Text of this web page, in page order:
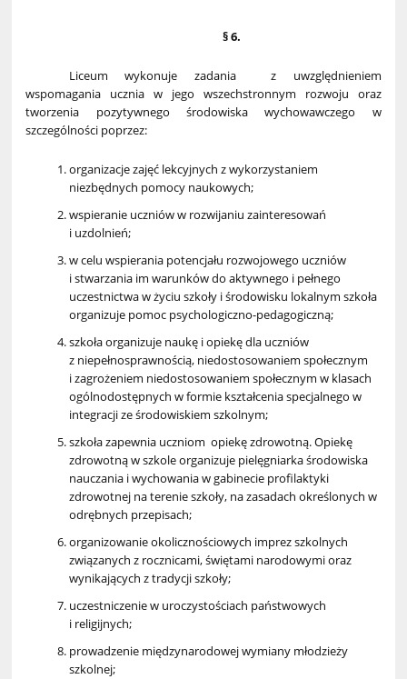
§ 6.
Liceum wykonuje zadania z uwzględnieniem
wspomagania ucznia w jego wszechstronnym rozwoju oraz
tworzenia pozytywnego środowiska wychowawczego w
szczególności poprzez:
organizacje zajęć lekcyjnych z wykorzystaniem
niezbędnych pomocy naukowych;
wspieranie uczniów w rozwijaniu zainteresowań
i uzdolnień;
w celu wspierania potencjału rozwojowego uczniów
i stwarzania im warunków do aktywnego i pełnego
uczestnictwa w życiu szkoły i środowisku lokalnym szkoła
organizuje pomoc psychologiczno-pedagogiczną;
szkoła organizuje naukę i opiekę dla uczniów
z niepełnosprawnością, niedostosowaniem społecznym
i zagrożeniem niedostosowaniem społecznym w klasach
ogólnodostępnych w formie kształcenia specjalnego w
integracji ze środowiskiem szkolnym;
szkoła zapewnia uczniom opiekę zdrowotną. Opiekę
zdrowotną w szkole organizuje pielęgniarka środowiska
nauczania i wychowania w gabinecie profilaktyki
zdrowotnej na terenie szkoły, na zasadach określonych w
odrębnych przepisach;
organizowanie okolicznościowych imprez szkolnych
związanych z rocznicami, świętami narodowymi oraz
wynikających z tradycji szkoły;
uczestniczenie w uroczystościach państwowych
i religijnych;
prowadzenie międzynarodowej wymiany młodzieży
szkolnej;